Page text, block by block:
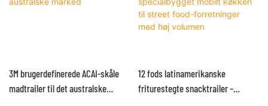
3M brugerdefinerede ACAI-skåle
madtrailer til det australske
12 fods latinamerikanske
friturestegte snacktrailer –